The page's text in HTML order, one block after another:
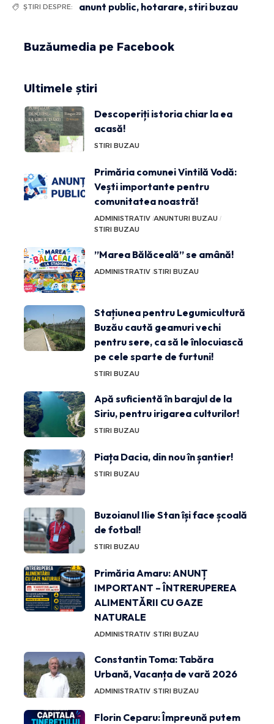
ȘTIRI DESPRE: anunt public, hotarare,stiri buzau
Buzăumedia pe Facebook
Ultimele știri
Descoperiți istoria chiar la ea
acasă!
STIRI BUZAU
Primăria comunei Vintilă Vodă:
Vești importante pentru
comunitatea noastră!
ADMINISTRATIV ANUNTURI BUZAU
STIRI BUZAU
”Marea Bălăceală” se amână!
ADMINISTRATIV STIRI BUZAU
Stațiunea pentru Legumicultură
Buzău caută geamuri vechi
pentru sere, ca să le înlocuiască
pe cele sparte de furtuni!
STIRI BUZAU
Apă suficientă în barajul de la
Siriu, pentru irigarea culturilor!
STIRI BUZAU
Piața Dacia, din nou în șantier!
STIRI BUZAU
Buzoianul Ilie Stan își face școală
de fotbal!
STIRI BUZAU
Primăria Amaru: ANUNȚ
IMPORTANT – ÎNTRERUPEREA
ALIMENTĂRII CU GAZE
NATURALE
ADMINISTRATIV STIRI BUZAU
Constantin Toma: Tabăra
Urbană, Vacanța de vară 2026
ADMINISTRATIV STIRI BUZAU
Florin Ceparu: Împreună putem